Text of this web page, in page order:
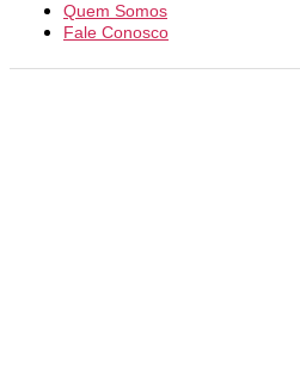
Quem Somos
Fale Conosco